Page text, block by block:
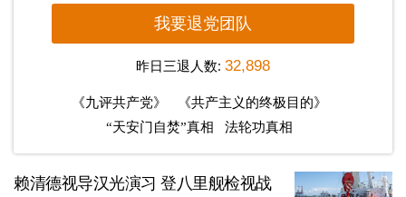
我要退党团队
昨日三退人数: 32,898
《九评共产党》
《共产主义的终极目的》
“天安门自焚”真相
法轮功真相
赖清德视导汉光演习 登八里舰检视战